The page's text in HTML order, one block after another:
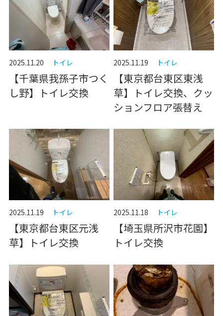
2025.11.20 トイレ
【千葉県我孫子市つく
し野】トイレ交換
2025.11.19 トイレ
【東京都台東区東浅
草】トイレ交換、クッ
ションフロア張替え
2025.11.19 トイレ
【東京都台東区元浅
草】トイレ交換
2025.11.18 トイレ
【埼玉県所沢市花園】
トイレ交換